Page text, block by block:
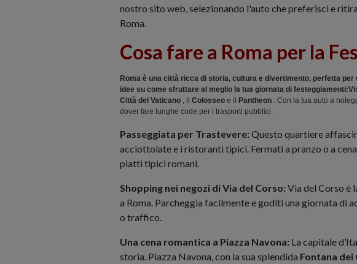
nostro sito web, selezionando l'auto che preferisci e
Roma.
Cosa fare a Roma per la
Roma è una città ricca di storia, cultura e divertimento, perfetta per
idee su come sfruttare al meglio la tua giornata di
Città del Vaticano , il Colosseo e il Pantheon . Con la tua auto a
dover fare lunghe code per i trasporti pubblici.
Passeggiata per Trastevere: Questo quartiere
acciottolate e i ristoranti tipici. Fermati a pranzo o a
piatti tipici romani.
Shopping nei negozi di Via del Corso: Via del Corso è
a Roma. Parcheggia facilmente e goditi una giornata di
o traffico.
Una cena romantica a Piazza Navona: La capitale
storia. Piazza Navona, con la sua splendida Fontana